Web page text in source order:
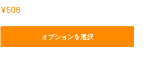
販
価
¥506
オプションを選択